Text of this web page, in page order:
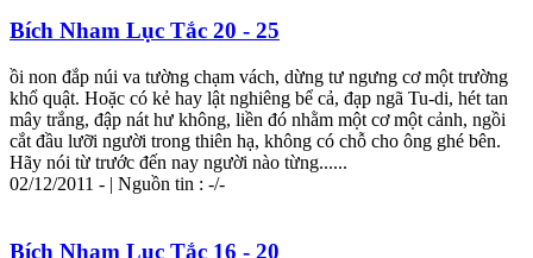
Bích Nham Lục Tắc 20 - 25
ồi non đắp núi va tường chạm vách, dừng tư ngưng cơ một trường
khổ quật. Hoặc có kẻ hay lật nghiêng bể cả, đạp ngã Tu-di, hét tan
mây trắng, đập nát hư không, liền đó nhằm một cơ một cảnh, ngồi
cắt đầu lưỡi người trong thiên hạ, không có chỗ cho ông ghé bên.
Hãy nói từ trước đến nay người nào từng......
02/12/2011 - | Nguồn tin : -/-
Bích Nham Lục Tắc 16 - 20